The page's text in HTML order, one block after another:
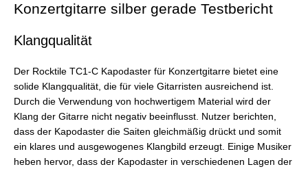
Konzertgitarre silber gerade Testbericht
Klangqualität
Der Rocktile TC1-C Kapodaster für Konzertgitarre bietet eine
solide Klangqualität, die für viele Gitarristen ausreichend ist.
Durch die Verwendung von hochwertigem Material wird der
Klang der Gitarre nicht negativ beeinflusst. Nutzer berichten,
dass der Kapodaster die Saiten gleichmäßig drückt und somit
ein klares und ausgewogenes Klangbild erzeugt. Einige Musiker
heben hervor, dass der Kapodaster in verschiedenen Lagen der